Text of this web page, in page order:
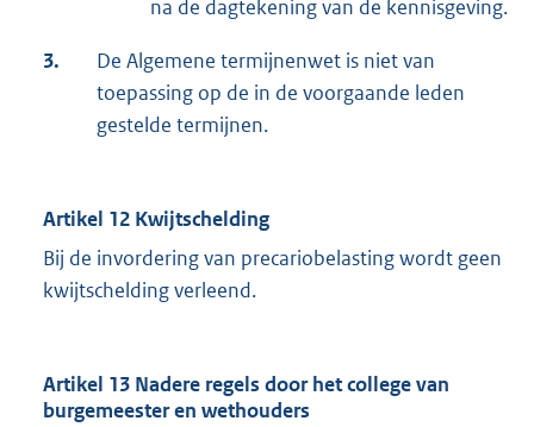
na de dagtekening van de kennisgeving.
3.
De Algemene termijnenwet is niet van
toepassing op de in de voorgaande leden
gestelde termijnen.
Artikel 12 Kwijtschelding
Bij de invordering van precariobelasting wordt geen
kwijtschelding verleend.
Artikel 13 Nadere regels door het college van
burgemeester en wethouders